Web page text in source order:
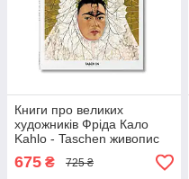
Книги про великих
художників Фріда Кало
Kahlo - Taschen живопис
книги з історії мистецтва
675 ₴ 725 ₴